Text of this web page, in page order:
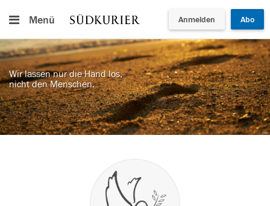
Menü Anmelden Abo
Wir lassen nur die Hand los,
nicht den Menschen.